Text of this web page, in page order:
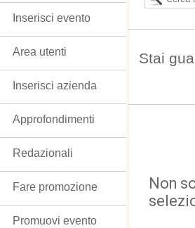
Stai
Non
Inserisci evento
Area utenti
Inserisci azienda
Approfondimenti
Redazionali
Fare promozione
Promuovi evento